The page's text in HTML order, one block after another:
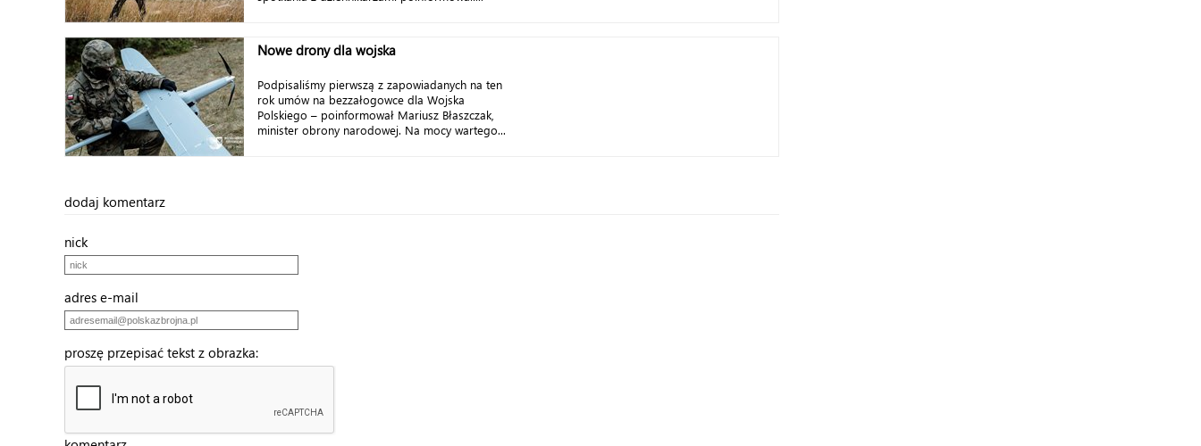
Nowe drony dla wojska
Podpisaliśmy pierwszą z zapowiadanych na ten
rok umów na bezzałogowce dla Wojska
Polskiego – poinformował Mariusz Błaszczak,
minister obrony narodowej. Na mocy wartego...
dodaj komentarz
nick
adres e-mail
proszę przepisać tekst z obrazka: